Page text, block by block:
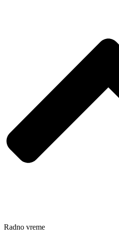
Radno vreme